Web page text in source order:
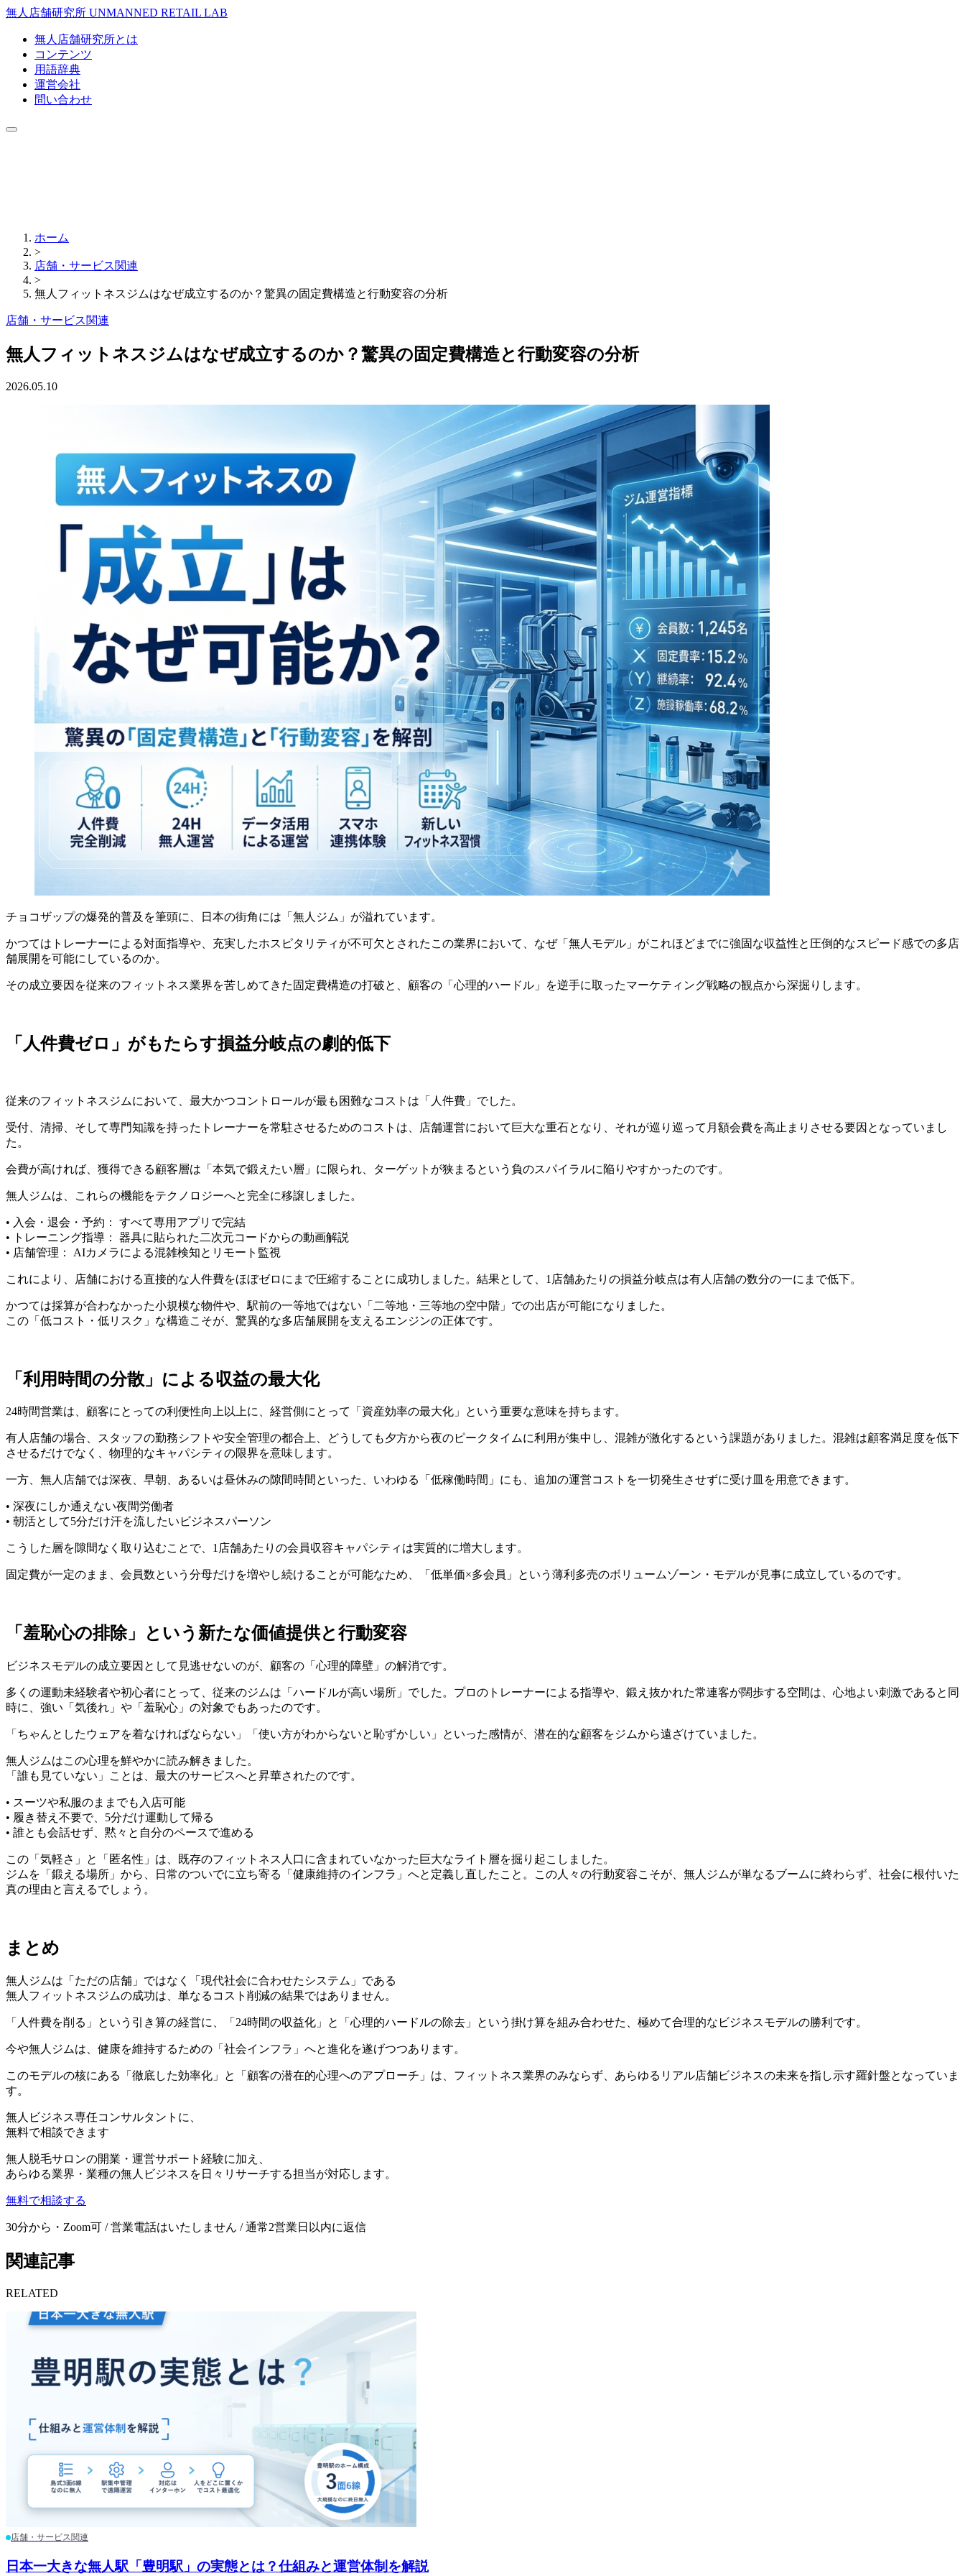
無人店舗研究所 UNMANNED RETAIL LAB
無人店舗研究所とは
コンテンツ
用語辞典
運営会社
問い合わせ
ホーム
>
店舗・サービス関連
>
無人フィットネスジムはなぜ成立するのか？驚異の固定費構造と行動変容の分析
店舗・サービス関連
無人フィットネスジムはなぜ成立するのか？驚異の固定費構造と行動変容の分析
2026.05.10
チョコザップの爆発的普及を筆頭に、日本の街角には「無人ジム」が溢れています。
かつてはトレーナーによる対面指導や、充実したホスピタリティが不可欠とされたこの業界において、なぜ「無人モデル」がこれほどまでに強固な収益性と圧倒的なスピード感での多店
舗展開を可能にしているのか。
その成立要因を従来のフィットネス業界を苦しめてきた固定費構造の打破と、顧客の「心理的ハードル」を逆手に取ったマーケティング戦略の観点から深掘りします。
「人件費ゼロ」がもたらす損益分岐点の劇的低下
従来のフィットネスジムにおいて、最大かつコントロールが最も困難なコストは「人件費」でした。
受付、清掃、そして専門知識を持ったトレーナーを常駐させるためのコストは、店舗運営において巨大な重石となり、それが巡り巡って月額会費を高止まりさせる要因となっていまし
た。
会費が高ければ、獲得できる顧客層は「本気で鍛えたい層」に限られ、ターゲットが狭まるという負のスパイラルに陥りやすかったのです。
無人ジムは、これらの機能をテクノロジーへと完全に移譲しました。
• 入会・退会・予約： すべて専用アプリで完結
• トレーニング指導： 器具に貼られた二次元コードからの動画解説
• 店舗管理： AIカメラによる混雑検知とリモート監視
これにより、店舗における直接的な人件費をほぼゼロにまで圧縮することに成功しました。結果として、1店舗あたりの損益分岐点は有人店舗の数分の一にまで低下。
かつては採算が合わなかった小規模な物件や、駅前の一等地ではない「二等地・三等地の空中階」での出店が可能になりました。
この「低コスト・低リスク」な構造こそが、驚異的な多店舗展開を支えるエンジンの正体です。
「利用時間の分散」による収益の最大化
24時間営業は、顧客にとっての利便性向上以上に、経営側にとって「資産効率の最大化」という重要な意味を持ちます。
有人店舗の場合、スタッフの勤務シフトや安全管理の都合上、どうしても夕方から夜のピークタイムに利用が集中し、混雑が激化するという課題がありました。混雑は顧客満足度を低下
させるだけでなく、物理的なキャパシティの限界を意味します。
一方、無人店舗では深夜、早朝、あるいは昼休みの隙間時間といった、いわゆる「低稼働時間」にも、追加の運営コストを一切発生させずに受け皿を用意できます。
• 深夜にしか通えない夜間労働者
• 朝活として5分だけ汗を流したいビジネスパーソン
こうした層を隙間なく取り込むことで、1店舗あたりの会員収容キャパシティは実質的に増大します。
固定費が一定のまま、会員数という分母だけを増やし続けることが可能なため、「低単価×多会員」という薄利多売のボリュームゾーン・モデルが見事に成立しているのです。
「羞恥心の排除」という新たな価値提供と行動変容
ビジネスモデルの成立要因として見逃せないのが、顧客の「心理的障壁」の解消です。
多くの運動未経験者や初心者にとって、従来のジムは「ハードルが高い場所」でした。プロのトレーナーによる指導や、鍛え抜かれた常連客が闊歩する空間は、心地よい刺激であると同
時に、強い「気後れ」や「羞恥心」の対象でもあったのです。
「ちゃんとしたウェアを着なければならない」「使い方がわからないと恥ずかしい」といった感情が、潜在的な顧客をジムから遠ざけていました。
無人ジムはこの心理を鮮やかに読み解きました。
「誰も見ていない」ことは、最大のサービスへと昇華されたのです。
• スーツや私服のままでも入店可能
• 履き替え不要で、5分だけ運動して帰る
• 誰とも会話せず、黙々と自分のペースで進める
この「気軽さ」と「匿名性」は、既存のフィットネス人口に含まれていなかった巨大なライト層を掘り起こしました。
ジムを「鍛える場所」から、日常のついでに立ち寄る「健康維持のインフラ」へと定義し直したこと。この人々の行動変容こそが、無人ジムが単なるブームに終わらず、社会に根付いた
真の理由と言えるでしょう。
まとめ
無人ジムは「ただの店舗」ではなく「現代社会に合わせたシステム」である
無人フィットネスジムの成功は、単なるコスト削減の結果ではありません。
「人件費を削る」という引き算の経営に、「24時間の収益化」と「心理的ハードルの除去」という掛け算を組み合わせた、極めて合理的なビジネスモデルの勝利です。
今や無人ジムは、健康を維持するための「社会インフラ」へと進化を遂げつつあります。
このモデルの核にある「徹底した効率化」と「顧客の潜在的心理へのアプローチ」は、フィットネス業界のみならず、あらゆるリアル店舗ビジネスの未来を指し示す羅針盤となっていま
す。
無人ビジネス専任コンサルタント に、
無料で相談できます
無人脱毛サロンの開業・運営サポート経験に加え、
あらゆる業界・業種の無人ビジネスを日々リサーチする担当が対応します。
無料で相談する
30分から・Zoom可 / 営業電話はいたしません / 通常2営業日以内に返信
関連記事
RELATED
店舗・サービス関連
日本一大きな無人駅「豊明駅」の実態とは？仕組みと運営体制を解説